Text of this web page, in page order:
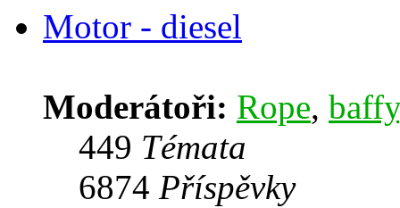
Motor - diesel
Moderátoři: Rope, baffy
449 Témata
6874 Příspěvky